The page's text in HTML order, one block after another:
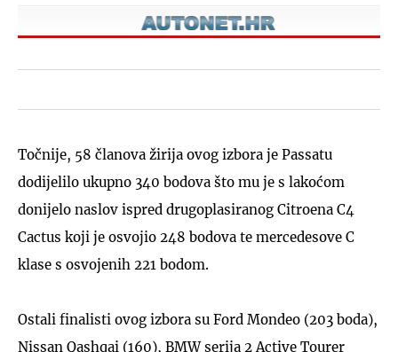
Točnije, 58 članova žirija ovog izbora je Passatu
dodijelilo ukupno 340 bodova što mu je s lakoćom
donijelo naslov ispred drugoplasiranog Citroena C4
Cactus koji je osvojio 248 bodova te mercedesove C
klase s osvojenih 221 bodom.
Ostali finalisti ovog izbora su Ford Mondeo (203 boda),
Nissan Qashqai (160), BMW serija 2 Active Tourer